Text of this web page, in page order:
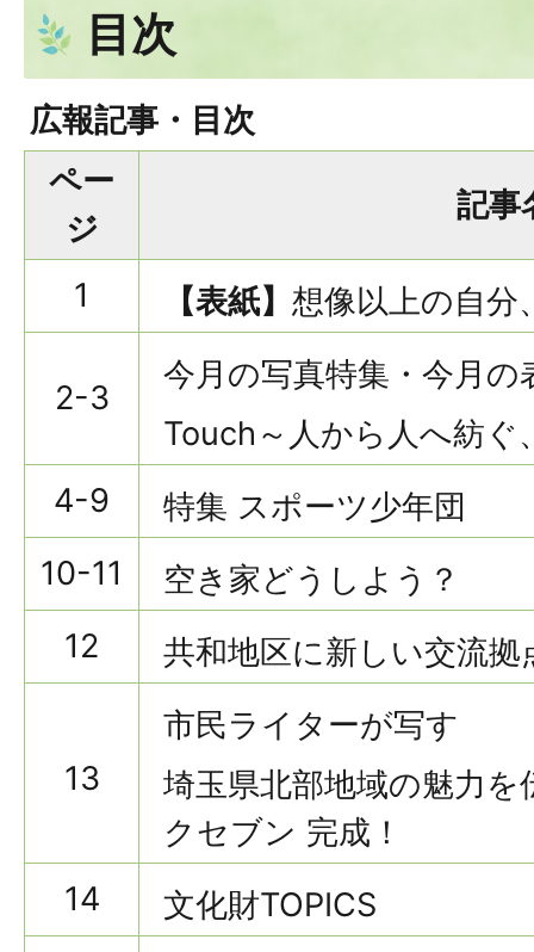
目次
広報記事・目次
ペー
ジ
記事
1 【表紙】 想像以上の自分
2-3
今月の写真特集・今月の
Touch～人から人へ紡ぐ
4-9
特集 スポーツ少年団
10-11
空き家どうしよう？
12
共和地区に新しい交流
13
市民ライターが写す
埼玉県北部地域の魅力
クセブン 完成！
14
文化財TOPICS